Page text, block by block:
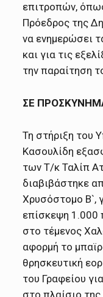
επιτροπών,
Πρόεδρος της
να ενημερώσει
και για τις
την παραίτηση
ΣΕ
Τη στήριξη του
Κασουλίδη
των Τ/κ Ταλίπ
διαβιβάστηκε
Χρυσόστομο Β`,
επίσκεψη 1.000
στο τέμενος
αφορμή το
θρησκευτική
του Γραφείου